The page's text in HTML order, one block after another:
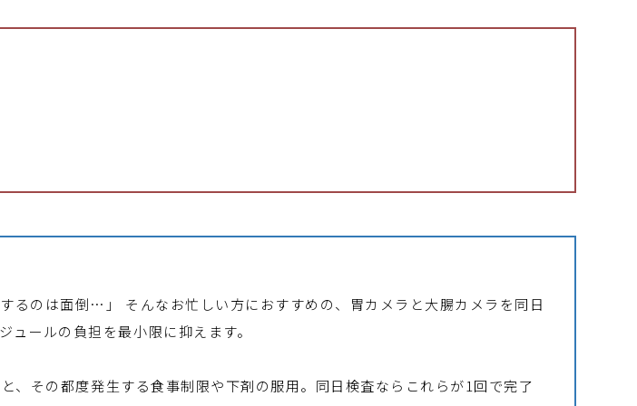
るのは面倒…」 そんなお忙しい方におすすめの、胃カメラと大腸カメラを同日
ールの負担を最小限に抑えます。
、その都度発生する食事制限や下剤の服用。同日検査ならこれらが1回で完了